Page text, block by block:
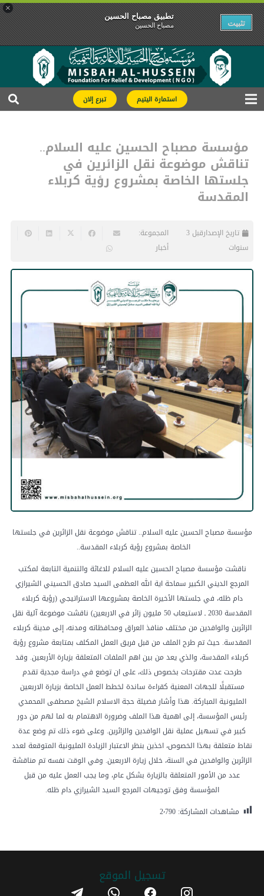
×
تطبیق مصباح الحسین
مصباح الحسین تثبیت
استمارة اليتيم تبرع إلان
مؤسسة مصباح الحسين عليه السلام..
تناقش موضوعة نقل الزائرين في
جلستها الخاصة بمشروع رؤية كربلاء
المقدسة
تاريخ الإصدار
قبل 3
سنوات
المجموعة:
أخبار
مؤسسة مصباح الحسين عليه السلام.. تناقش موضوعة نقل الزائرين في جلستها
الخاصة بمشروع رؤية كربلاء المقدسة..
ناقشت مؤسسة مصباح الحسين عليه السلام للاغاثة والتنمية التابعة لمكتب
المرجع الديني الكبير سماحة اية الله العظمى السيد صادق الحسيني الشيرازي
دام ظله، في جلستها الأخيرة الخاصة بمشروعها الاستراتيجي (رؤية كربلاء
المقدسة 2030 ـ لاستيعاب 50 مليون زائر في الاربعين) ناقشت موضوعة آلية نقل
الزائرين والوافدين من مختلف منافذ العراق ومحافظاته ومدنه، إلى مدينة كربلاء
المقدسة. حيث تم طرح الملف من قبل فريق العمل المكلف بمتابعة مشروع رؤية
كربلاء المقدسة، والذي يعد من بين اهم الملفات المتعلقة بزيارة الأربعين. وقد
طرحت عدت مقترحات بخصوص ذلك، على ان توضع في دراسة مجدية تقدم
مستقبلًا للجهات المعنية كقراءة ساندة لخطط العمل الخاصة بزيارة الاربعين
المليونية المباركة. هذا وأشار فضيلة حجة الاسلام الشيخ مصطفى المحمدي
رئيس المؤسسة، إلى اهمية هذا الملف وضرورة الاهتمام به لما لهم من دور
كبير في تسهيل عملية نقل الوافدين والزائرين. وعلى ضوء ذلك تم وضع عدة
نقاط متعلقة بهذا الخصوص، اخذين بنظر الاعتبار الزيادة المليونية المتوقعة لعدد
الزائرين والوافدين في السنة، خلال زيارة الاربعين. وفي الوقت نفسه تم مناقشة
عدد من الأمور المتعلقة بالزيارة بشكل عام، وما يجب العمل عليه من قبل
المؤسسة وفق توجيهات المرجع السيد الشيرازي دام ظله.
مشاهدات المشاركة: 2٬790
تسجیل الموقع instagram
facebook
whatsapp
telegram